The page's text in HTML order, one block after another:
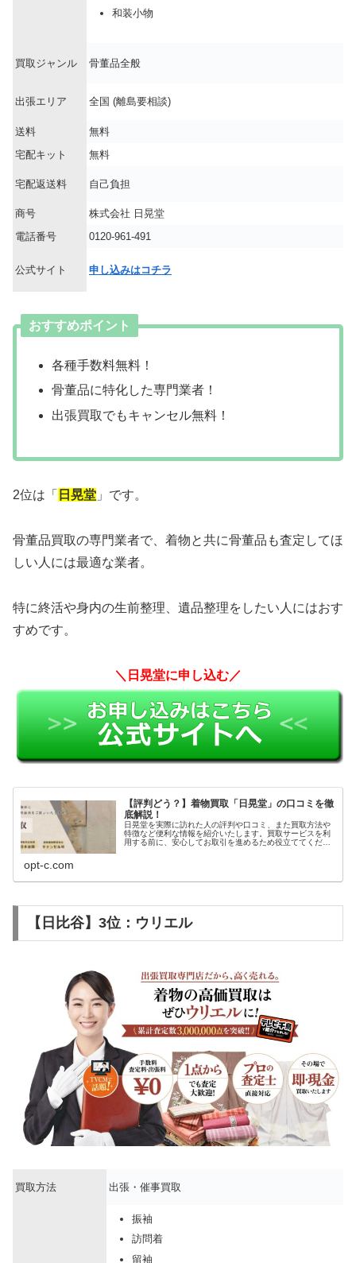
和装小物
買取ジャンル 骨董品全般
出張エリア 全国 (離島要相談)
送料
無料
宅配キット
無料
宅配返送料 自己負担
商号
株式会社 日晃堂
電話番号
0120-961-491
公式サイト 申し込みはコチラ
おすすめポイント
各種手数料無料！
骨董品に特化した専門業者！
出張買取でもキャンセル無料！
2位は「 日晃堂 」です。
骨董品買取の専門業者で、着物と共に骨董品も査定してほ
しい人には最適な業者。
特に終活や身内の生前整理、遺品整理をしたい人にはおす
すめです。
＼日晃堂に申し込む／
【評判どう？】着物買取「日晃堂」の口コミを徹
底解説！
日晃堂を実際に訪れた人の評判や口コミ、また買取方法や
特徴など便利な情報を紹介いたします。買取サービスを利
用する前に、安心してお取引を進めるため役立ててくださ
opt-c.com
【日比谷】3位：ウリエル
買取方法 出張・催事買取
振袖
訪問着
留袖